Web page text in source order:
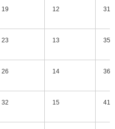
19 12 31
23 13 35
26 14 36
32 15 41